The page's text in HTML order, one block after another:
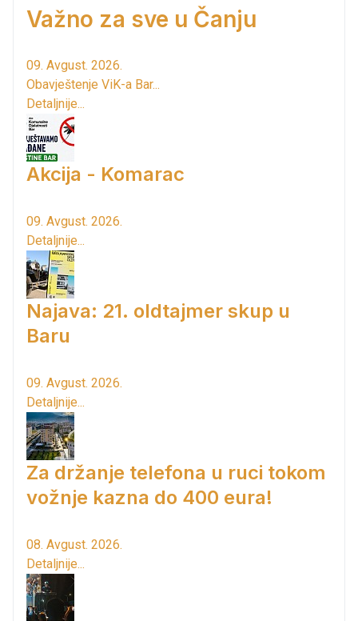
Važno za sve u Čanju
09. Avgust. 2026.
Obavještenje ViK-a Bar...
Detaljnije...
Akcija - Komarac
09. Avgust. 2026.
Detaljnije...
Najava: 21. oldtajmer skup u
Baru
09. Avgust. 2026.
Detaljnije...
Za držanje telefona u ruci tokom
vožnje kazna do 400 eura!
08. Avgust. 2026.
Detaljnije...